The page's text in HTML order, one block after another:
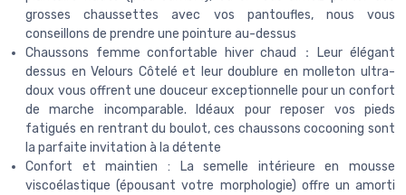
grosses chaussettes avec vos pantoufles, nous vous
conseillons de prendre une pointure au-dessus
Chaussons femme confortable hiver chaud：Leur élégant
dessus en Velours Côtelé et leur doublure en molleton ultra-
doux vous offrent une douceur exceptionnelle pour un confort
de marche incomparable. Idéaux pour reposer vos pieds
fatigués en rentrant du boulot, ces chaussons cocooning sont
la parfaite invitation à la détente
Confort et maintien : La semelle intérieure en mousse
viscoélastique (épousant votre morphologie) offre un amorti